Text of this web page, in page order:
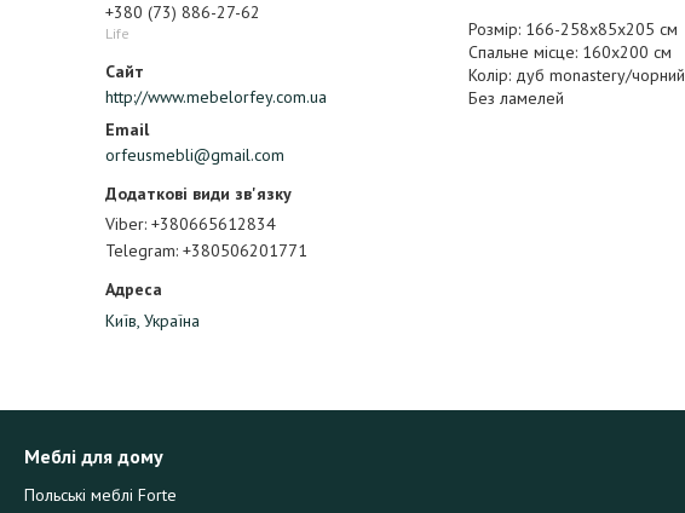
+380 (73) 886-27-62
Life
http://www.mebelorfey.com.ua
orfeusmebli@gmail.com
Viber +380665612834
Telegram +380506201771
Київ, Україна
Розмір: 166-258х85х205 см
Спальне місце: 160х200 см
Колір: дуб monastery/чорний
Без ламелей
Меблі для дому
Польські меблі Forte